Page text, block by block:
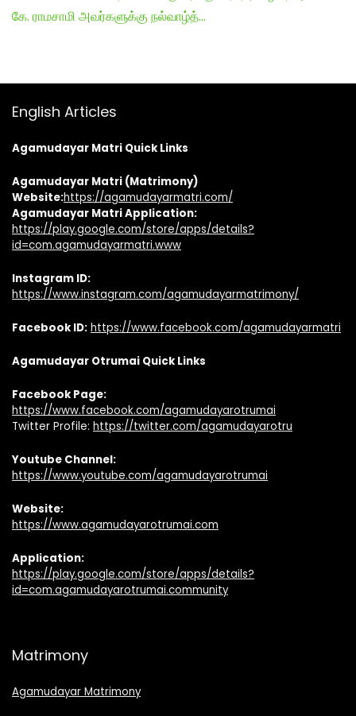
கே. ராமசாமி அவர்களுக்கு நல்வாழ்த்…
English Articles
Agamudayar Matri Quick Links
Agamudayar Matri (Matrimony)
Website:https://agamudayarmatri.com/
Agamudayar Matri Application:
https://play.google.com/store/apps/details?
id=com.agamudayarmatri.www
Instagram ID:
https://www.instagram.com/agamudayarmatrimony/
Facebook ID: https://www.facebook.com/agamudayarmatri
Agamudayar Otrumai Quick Links
Facebook Page:
https://www.facebook.com/agamudayarotrumai
Twitter Profile: https://twitter.com/agamudayarotru
Youtube Channel:
https://www.youtube.com/agamudayarotrumai
Website:
https://www.agamudayarotrumai.com
Application:
https://play.google.com/store/apps/details?
id=com.agamudayarotrumai.community
Matrimony
Agamudayar Matrimony